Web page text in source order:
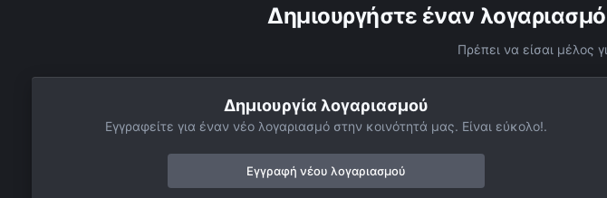
Δημιουργήστε έναν
Πρέπει να είσαι μέλος
Δημιουργία λογαριασμού
Εγγραφείτε για έναν νέο λογαριασμό στην κοινότητά μας. Είναι εύκολο!.
Εγγραφή νέου λογαριασμού